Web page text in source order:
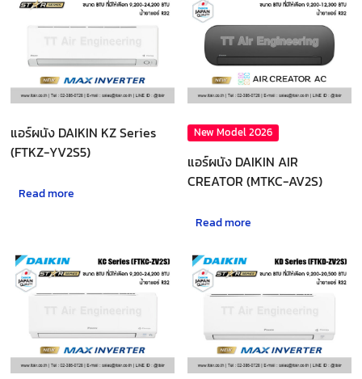
แอร์ผนัง DAIKIN KZ Series
(FTKZ-YV2S5)
Read more
New Model 2026
แอร์ผนัง DAIKIN AIR
CREATOR (MTKC-AV2S)
Read more